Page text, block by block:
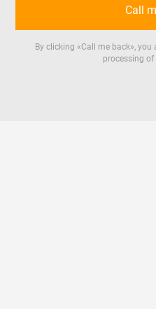
Call
By clicking «Call me back», you
processing